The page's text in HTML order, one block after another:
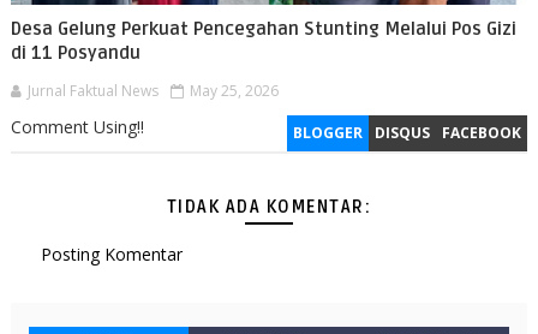
Desa Gelung Perkuat Pencegahan Stunting Melalui Pos Gizi
di 11 Posyandu
Jurnal Faktual News May 25, 2026
BLOGGER DISQUS FACEBOOK
Comment Using!!
TIDAK ADA KOMENTAR:
Posting Komentar